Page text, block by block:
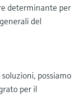
determinante per
del
possiamo
per il